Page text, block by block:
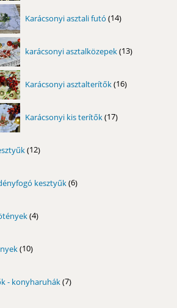
Karácsonyi asztali futó 14
termék
karácsonyi asztalközepek 13
termék
Karácsonyi asztalterítők 16
termék
Karácsonyi kis terítők 17
termék
12
termék
kesztyűk 6
termék
4
termék
10
termék
- konyharuhák 7
termék